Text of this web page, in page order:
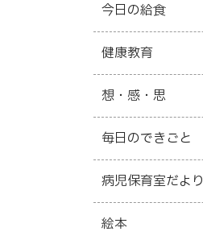
今日の給食
健康教育
想・感・思
毎日のできごと
病児保育室だより
絵本